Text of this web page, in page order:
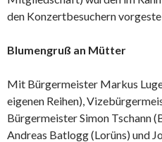
den Konzertbesuchern
Blumengruß an Mütter
Mit Bürgermeister Markus
eigenen Reihen),
Bürgermeister Simon Tschann
Andreas Batlogg (Lorüns) und